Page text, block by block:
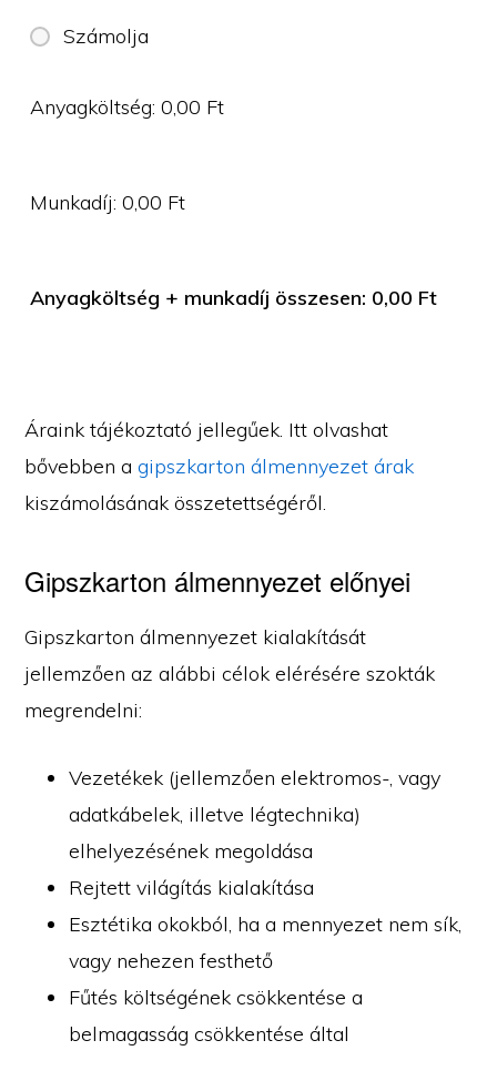
Számolja
Anyagköltség:0,00 Ft
Munkadíj:0,00 Ft
Anyagköltség + munkadíj összesen: 0,00 Ft
Áraink tájékoztató jellegűek. Itt olvashat
bővebben agipszkarton álmennyezet árak
kiszámolásának összetettségéről.
Gipszkarton álmennyezet előnyei
Gipszkarton álmennyezet kialakítását
jellemzően az alábbi célok elérésére szokták
megrendelni:
Vezetékek (jellemzően elektromos-, vagy
adatkábelek, illetve légtechnika)
elhelyezésének megoldása
Rejtett világítás kialakítása
Esztétika okokból, ha a mennyezet nem sík,
vagy nehezen festhető
Fűtés költségének csökkentése a
belmagasság csökkentése által